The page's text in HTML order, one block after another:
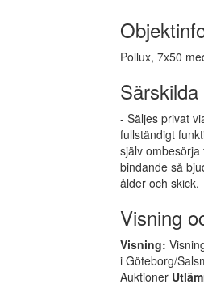
Pollux, 7x50
- Säljes privat
fullständigt
själv
bindande så
ålder och skick.
Visning
Visning:
i Göteborg/
Auktioner